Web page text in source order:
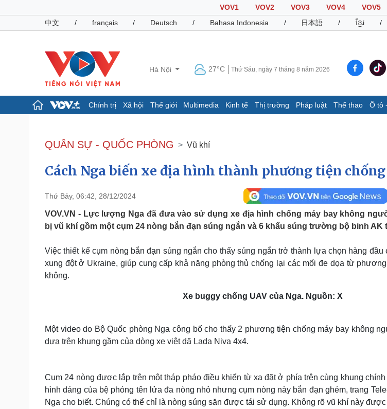
VOV1 VOV2 VOV3 VOV4 VOV5
中文
/ français / Deutsch / Bahasa Indonesia / 日本語 / ខ្មែរ /
Hà Nội 27°C Thứ Sáu, ngày 7 tháng 8 năm 2026
Chính trị Xã hội Thế giới Multimedia Kinh tế Thị trường Pháp luật Thể thao Ô tô
Đảng
Tổ chức nhân sự
Nhận diện sự thật
Tin 24h
Dự báo thời tiết
Dấu ấn VOV
E-
Pháp luật
Vụ án
Tư vấn luật
Quân sự - Quốc phòng
Vũ khí
Phân tích
Thể thao
Bóng đá
Thế giới thể thao
eSports
Hậu trường
Ô tô - Xe
Ô tô
Tư vấn
Nhi khoa
Nam khoa
Ăn sạch sống khỏe
Sân khấu - Điện ảnh
Di sản
Cải chính
QUÂN SỰ - QUỐC PHÒNG Vũ khí
Cách Nga biến xe địa hình thành phương tiện chống
Thứ Bảy, 06:42, 28/12/2024
VOV.VN - Lực lượng Nga đã đưa vào sử dụng xe địa hình chống máy bay không
bị vũ khí gồm một cụm 24 nòng bắn đạn súng ngắn và 6 khẩu súng trường bộ binh AK
Việc thiết kế cụm nòng bắn đạn súng ngắn cho thấy súng ngắn trở thành lựa chọn hàng đầu
xung đột ở Ukraine, giúp cung cấp khả năng phòng thủ chống lại các mối đe dọa từ
không.
Xe buggy chống UAV của Nga. Nguồn: X
s
i
s
a
w
i
d
w
.
The media could not be loaded, either because the server or network failed or because the
Một video do Bộ Quốc phòng Nga công bố cho thấy 2 phương tiện chống máy bay không
dựa trên khung gầm của dòng xe việt dã Lada Niva 4x4.
Cụm 24 nòng được lắp trên một tháp pháo điều khiển từ xa đặt ở phía trên cùng khung
hình dáng của bệ phóng tên lửa đa nòng nhỏ nhưng cụm nòng này bắn đạn ghém, trang
Nga cho biết. Chúng có thể chỉ là nòng súng săn được tái sử dụng. Không rõ vũ khí này